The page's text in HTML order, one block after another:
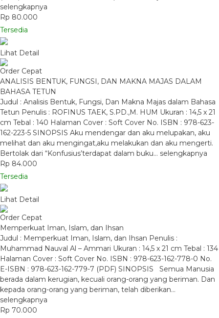
selengkapnya
Rp 80.000
Tersedia
Lihat Detail
Order Cepat
ANALISIS BENTUK, FUNGSI, DAN MAKNA MAJAS DALAM
BAHASA TETUN
Judul : Analisis Bentuk, Fungsi, Dan Makna Majas dalam Bahasa
Tetun Penulis : ROFINUS TAEK, S.PD.,M. HUM Ukuran : 14,5 x 21
cm Tebal : 140 Halaman Cover : Soft Cover No. ISBN : 978-623-
162-223-5 SINOPSIS Aku mendengar dan aku melupakan, aku
melihat dan aku mengingat,aku melakukan dan aku mengerti.
Bertolak dari “Konfusius’terdapat dalam buku… selengkapnya
Rp 84.000
Tersedia
Lihat Detail
Order Cepat
Memperkuat Iman, Islam, dan Ihsan
Judul : Memperkuat Iman, Islam, dan Ihsan Penulis :
Muhammad Nauval Al – Ammari Ukuran : 14,5 x 21 cm Tebal : 134
Halaman Cover : Soft Cover No. ISBN : 978-623-162-778-0 No.
E-ISBN : 978-623-162-779-7 (PDF) SINOPSIS Semua Manusia
berada dalam kerugian, kecuali orang-orang yang beriman. Dan
kepada orang-orang yang beriman, telah diberikan…
selengkapnya
Rp 70.000